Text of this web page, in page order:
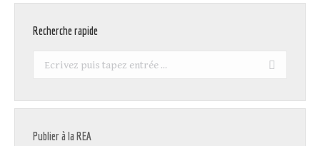
Recherche rapide
Recherche
Publier à la REA